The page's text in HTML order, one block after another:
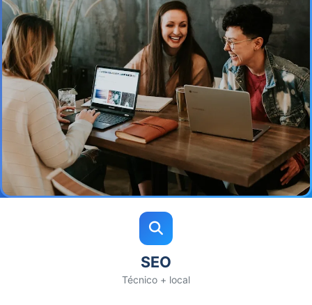
SEO
Técnico + local